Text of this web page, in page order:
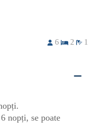
6 2 1
nopți, se poate